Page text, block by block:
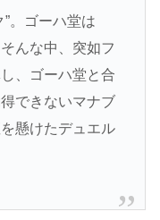
。ゴーハ堂は
んな中、突如フ
、ゴーハ堂と合
できないマナブ
懸けたデュエル